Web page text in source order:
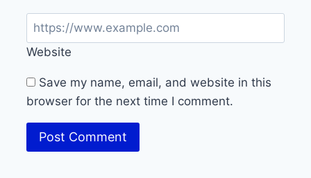
Website
Save my name, email, and website in this
browser for the next time I comment.